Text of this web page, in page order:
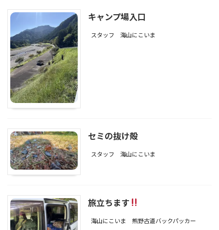
キャンプ場入口
スタッフ 海山にこいま
セミの抜け殻
スタッフ 海山にこいま
旅立ちます
海山にこいま 熊野古道バックパッカー